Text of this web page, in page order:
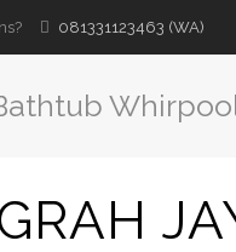
081331123463 (WA)